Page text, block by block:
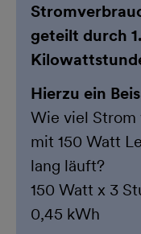
geteilt durch
Hierzu ein
Wie viel Strom
mit 150 Watt
lang läuft?
150 Watt x 3
0,45 kWh